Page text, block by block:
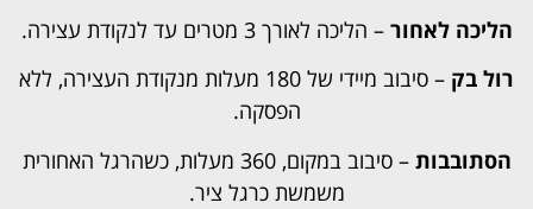
הליכה לאחור – הליכה לאורך 3 מטרים עד לנקודת עצירה.
רול בק
– סיבוב מיידי של 180 מעלות מנקודת העצירה, ללא
הפסקה.
הסתובבות
– סיבוב במקום, 360 מעלות, כשהרגל האחורית
משמשת כרגל ציר.